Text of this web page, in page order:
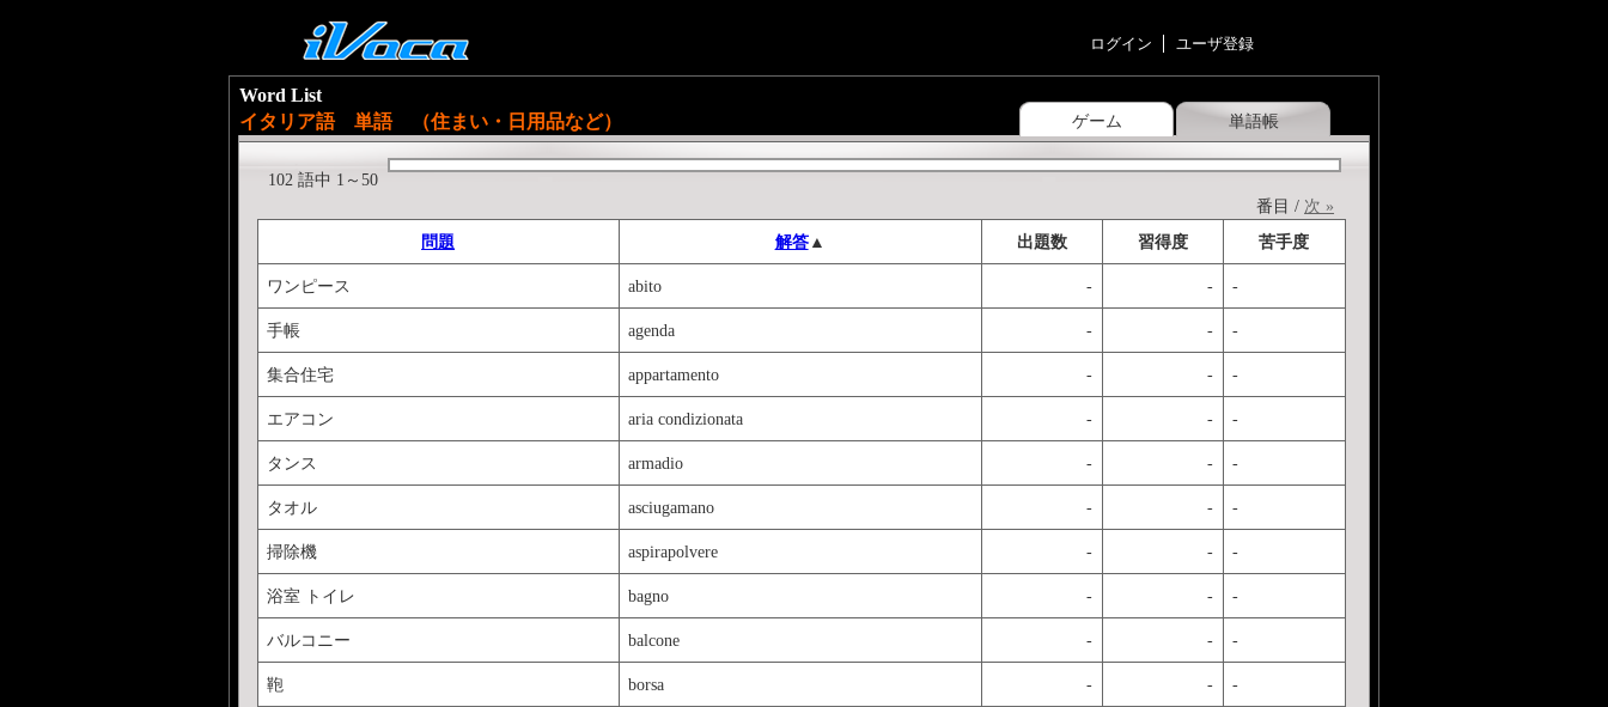
ログイン ユーザ登録
ゲーム 単語帳
Word List
イタリア語 単語 （住まい・日用品など）
102 語中 1～50
番目 / 次 »
問題
解答▲ 出題数 習得度 苦手度
ワンピース abito - - -
手帳 agenda - - -
集合住宅 appartamento - - -
エアコン aria condizionata - - -
タンス armadio - - -
タオル asciugamano - - -
掃除機 aspirapolvere - - -
浴室 トイレ bagno - - -
バルコニー balcone - - -
鞄 borsa - - -